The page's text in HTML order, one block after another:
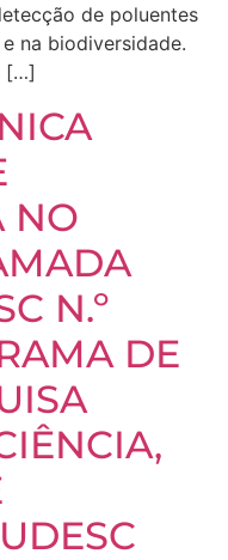
de poluentes
na biodiversidade.
[…]
NO
N.º
DE